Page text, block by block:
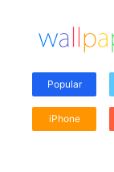
Popular
iPhone